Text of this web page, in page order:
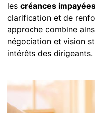
les créances impayées
clarification et de
approche combine
négociation et vision
intérêts des dirigeants.